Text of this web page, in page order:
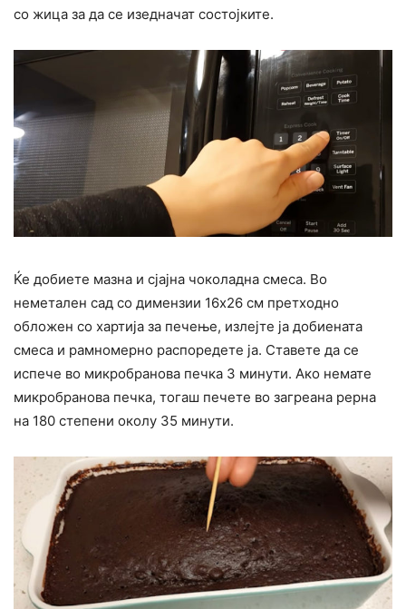
со жица за да се изедначат состојките.
Ќе добиете мазна и сјајна чоколадна смеса. Во
неметален сад со димензии 16х26 см претходно
обложен со хартија за печење, излејте ја добиената
смеса и рамномерно распоредете ја. Ставете да се
испече во микробранова печка 3 минути. Ако немате
микробранова печка, тогаш печете во загреана рерна
на 180 степени околу 35 минути.